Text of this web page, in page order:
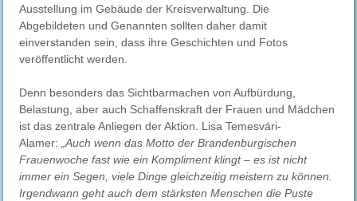
Ausstellung im Gebäude der Kreisverwaltung. Die
Abgebildeten und Genannten sollten daher damit
einverstanden sein, dass ihre Geschichten und Fotos
veröffentlicht werden.
Denn besonders das Sichtbarmachen von Aufbürdung,
Belastung, aber auch Schaffenskraft der Frauen und Mädchen
ist das zentrale Anliegen der Aktion. Lisa Temesvári-
Alamer: „Auch wenn das Motto der Brandenburgischen
Frauenwoche fast wie ein Kompliment klingt – es ist nicht
immer ein Segen, viele Dinge gleichzeitig meistern zu können.
Irgendwann geht auch dem stärksten Menschen die Puste